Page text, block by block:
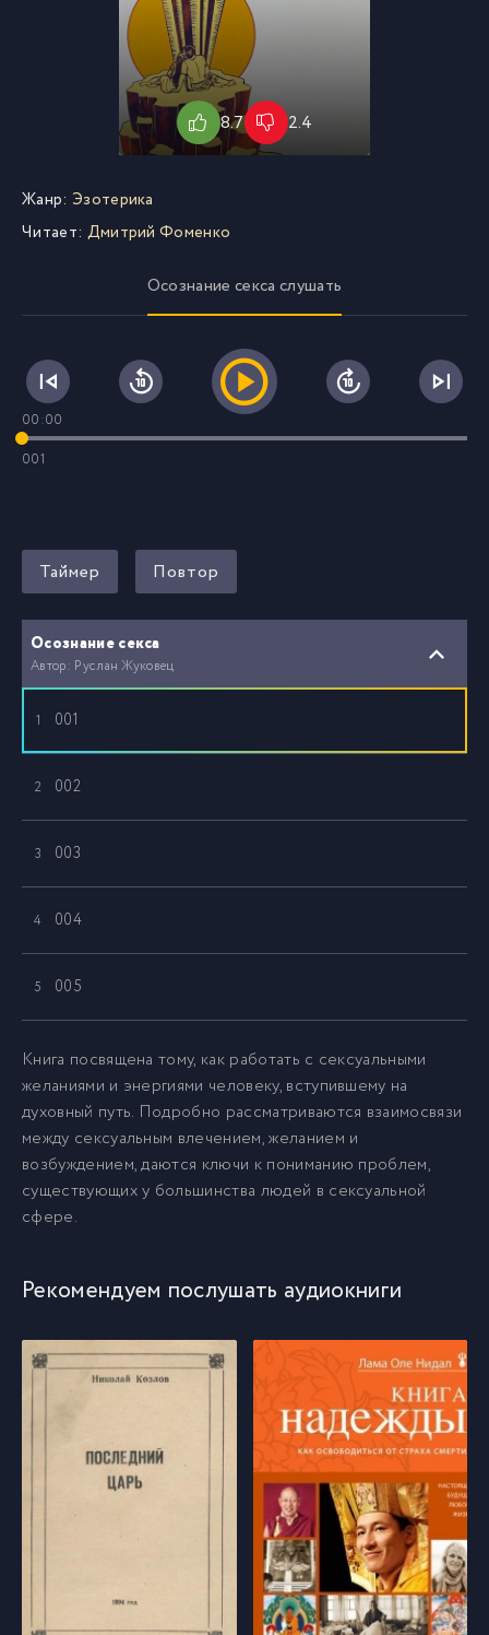
8.7 2.4
Жанр: Эзотерика
Читает: Дмитрий Фоменко
Осознание секса слушать
00:00
001
Таймер Повтор
Осознание секса
Автор: Руслан Жуковец
1 001
2 002
3 003
4 004
5 005
6 006
7 007
8 008
013
Книга посвящена тому, как работать с сексуальными
желаниями и энергиями человеку, вступившему на
духовный путь. Подробно рассматриваются взаимосвязи
между сексуальным влечением, желанием и
возбуждением, даются ключи к пониманию проблем,
существующих у большинства людей в сексуальной
сфере.
Рекомендуем послушать аудиокниги